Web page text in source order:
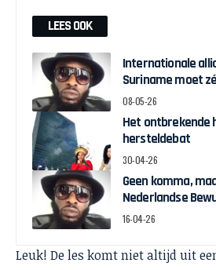
LEES OOK
Internationale
Suriname moet
herstelgelden
08-05-26
Het ontbrekende
hersteldebat
30-04-26
Geen komma,
Nederlandse
en de strijd om
16-04-26
Leuk! De les komt niet altijd uit